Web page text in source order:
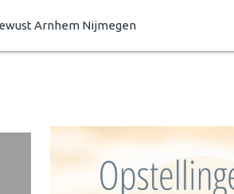
Arnhem Nijmegen